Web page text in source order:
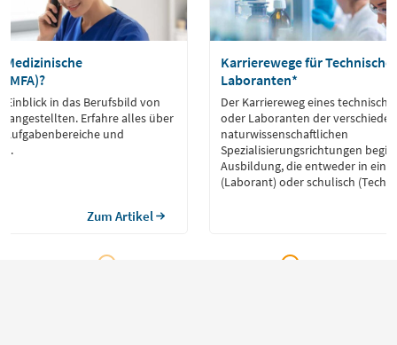
Medizinische
Einblick in das Berufsbild von
Erfahre alles über
und
Zum Artikel
Karrierewege für
Laboranten*
Der Karriereweg eines
oder Laboranten der
naturwissenschaftlichen
Spezialisierungsrichtungen
Ausbildung, die entweder in
(Laborant) oder schulisch